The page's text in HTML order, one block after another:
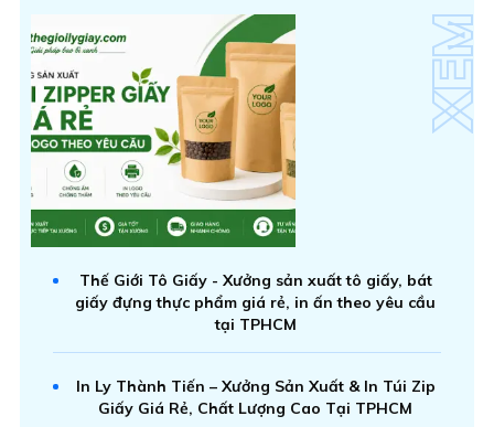
Thế Giới Tô Giấy - Xưởng sản xuất tô giấy, bát
giấy đựng thực phẩm giá rẻ, in ấn theo yêu cầu
tại TPHCM
In Ly Thành Tiến – Xưởng Sản Xuất & In Túi Zip
Giấy Giá Rẻ, Chất Lượng Cao Tại TPHCM